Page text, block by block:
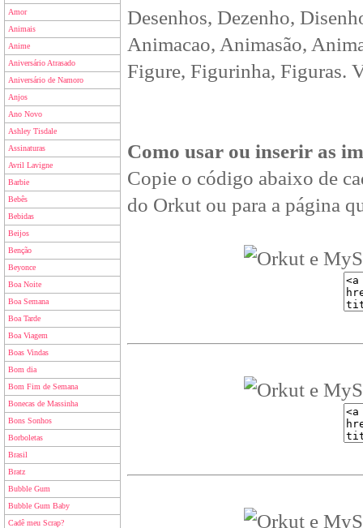
Amor
Animais
Anime
Aniversário Atrasado
Aniversário de Namoro
Anjos
Ano Novo
Ashley Tisdale
Assinaturas
Avril Lavigne
Barbie
Bebês
Bebidas
Beijos
Benção
Beyonce
Boa Noite
Boa Semana
Boa Tarde
Boa Viagem
Boas Vindas
Bom dia
Bom Fim de Semana
Bonecas de Massinha
Bons Sonhos
Borboletas
Brasil
Bratz
Bubble Gum
Bubble Gum Baby
Cadê meu Scrap?
Desenhos, Dezenho,
Animacao, Animasão,
Figure, Figurinha, Figuras.
Como usar ou inserir as
Copie o código abaixo de
do Orkut ou para a página